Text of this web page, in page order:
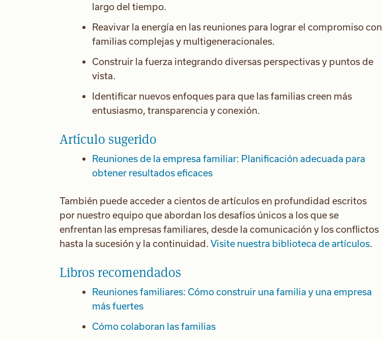
largo del tiempo.
Reavivar la energía en las reuniones para lograr el compromiso con
familias complejas y multigeneracionales.
Construir la fuerza integrando diversas perspectivas y puntos de
vista.
Identificar nuevos enfoques para que las familias creen más
entusiasmo, transparencia y conexión.
Artículo sugerido
Reuniones de la empresa familiar: Planificación adecuada para
obtener resultados eficaces
También puede acceder a cientos de artículos en profundidad escritos
por nuestro equipo que abordan los desafíos únicos a los que se
enfrentan las empresas familiares, desde la comunicación y los conflictos
hasta la sucesión y la continuidad. Visite nuestra biblioteca de artículos.
Libros recomendados
Reuniones familiares: Cómo construir una familia y una empresa
más fuertes
Cómo colaboran las familias